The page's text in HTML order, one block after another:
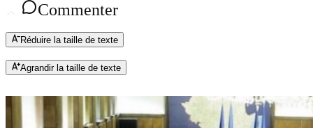
Commenter
Réduire la taille de texte
Agrandir la taille de texte